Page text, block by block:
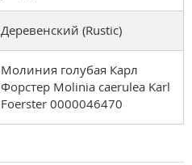
Деревенский (Rustic)
Молиния голубая Карл
Форстер Molinia caerulea Karl
Foerster 0000046470